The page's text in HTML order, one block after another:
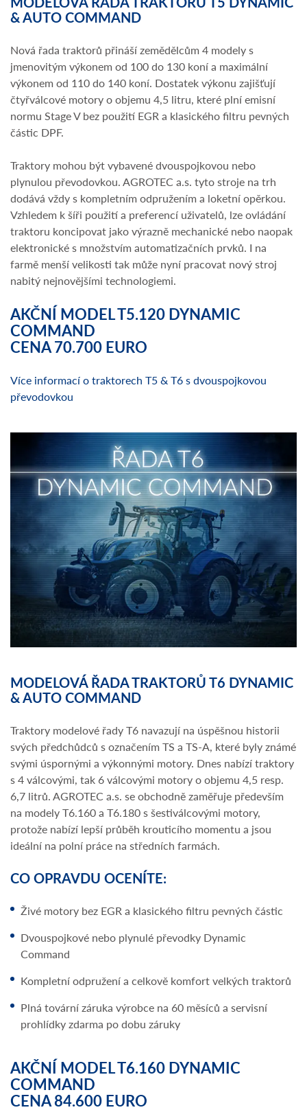
& AUTO COMMAND
Nová řada traktorů přináší zemědělcům 4 modely s
jmenovitým výkonem od 100 do 130 koní a maximální
výkonem od 110 do 140 koní. Dostatek výkonu zajišťují
čtyřválcové motory o objemu 4,5 litru, které plní emisní
normu Stage V bez použití EGR a klasického filtru pevných
částic DPF.
Traktory mohou být vybavené dvouspojkovou nebo
plynulou převodovkou. AGROTEC a.s. tyto stroje na trh
dodává vždy s kompletním odpružením a loketní opěrkou.
Vzhledem k šíři použití a preferencí uživatelů, lze ovládání
traktoru koncipovat jako výrazně mechanické nebo naopak
elektronické s množstvím automatizačních prvků. I na
farmě menší velikosti tak může nyní pracovat nový stroj
nabitý nejnovějšími technologiemi.
AKČNÍ MODEL T5.120 DYNAMIC
COMMAND
CENA 70.700 EURO
Více informací o traktorech T5 & T6 s dvouspojkovou
převodovkou
MODELOVÁ ŘADA TRAKTORŮ T6 DYNAMIC
& AUTO COMMAND
Traktory modelové řady T6 navazují na úspěšnou historii
svých předchůdců s označením TS a TS-A, které byly známé
svými úspornými a výkonnými motory. Dnes nabízí traktory
s 4 válcovými, tak 6 válcovými motory o objemu 4,5 resp.
6,7 litrů. AGROTEC a.s. se obchodně zaměřuje především
na modely T6.160 a T6.180 s šestiválcovými motory,
protože nabízí lepší průběh krouticího momentu a jsou
ideální na polní práce na středních farmách.
CO OPRAVDU OCENÍTE:
Živé motory bez EGR a klasického filtru pevných částic
Dvouspojkové nebo plynulé převodky Dynamic
Command
Kompletní odpružení a celkově komfort velkých traktorů
Plná tovární záruka výrobce na 60 měsíců a servisní
prohlídky zdarma po dobu záruky
AKČNÍ MODEL T6.160 DYNAMIC
COMMAND
CENA 84.600 EURO